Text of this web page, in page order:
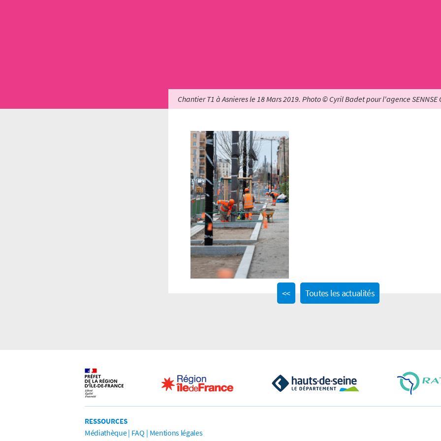
Chantier T1 à Asnieres le 18 Mars 2019. Photo © Cyril Badet pour l'agence SENNSE
<<Previous
post:
Toutes les actualités
RESSOURCES
Médiathèque FAQ Mentions légales